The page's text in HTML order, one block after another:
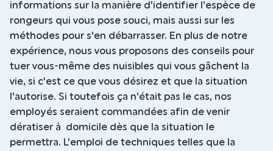
informations sur la manière d'identifier l'espèce de
rongeurs qui vous pose souci, mais aussi sur les
méthodes pour s'en débarrasser. En plus de notre
expérience, nous vous proposons des conseils pour
tuer vous-même des nuisibles qui vous gâchent la
vie, si c'est ce que vous désirez et que la situation
l'autorise. Si toutefois ça n'était pas le cas, nos
employés seraient commandées afin de venir
dératiser à domicile dès que la situation le
permettra. L'emploi de techniques telles que la